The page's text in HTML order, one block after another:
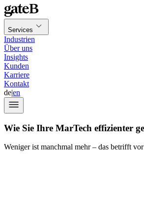
Services
Industrien
Über uns
Insights
Kunden
Karriere
Kontakt
de|en
Wie Sie Ihre MarTech effizienter
Weniger ist manchmal mehr – das betrifft